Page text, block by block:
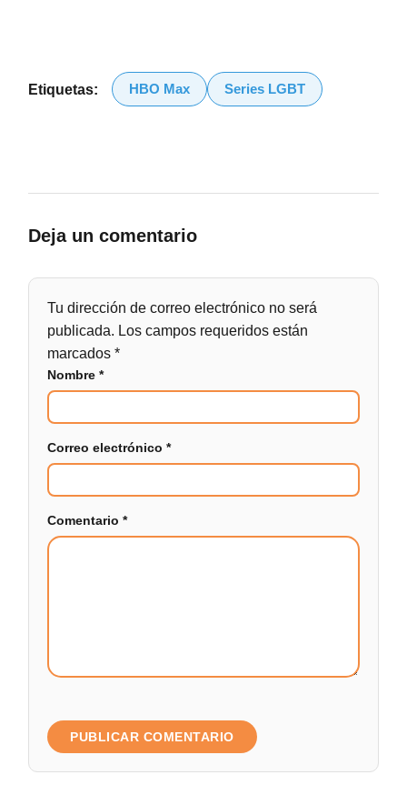
Etiquetas: HBO Max Series LGBT
Deja un comentario
Tu dirección de correo electrónico no será
publicada. Los campos requeridos están
marcados*
Nombre*
Correo electrónico*
Comentario*